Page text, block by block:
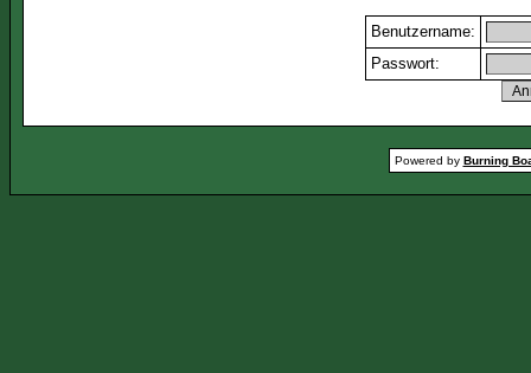
Benutzername:
Passwort:
Powered by Burning